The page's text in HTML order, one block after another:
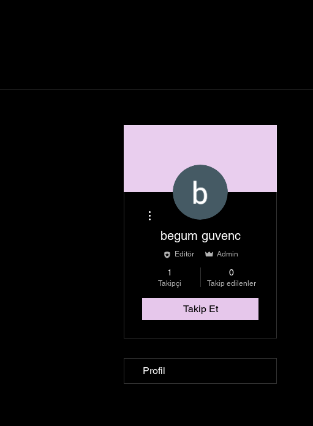
begum guvenc
Editör Admin
1
Takipçi
0
Takip edilenler
Takip Et
Diğer Eylemler
Profil